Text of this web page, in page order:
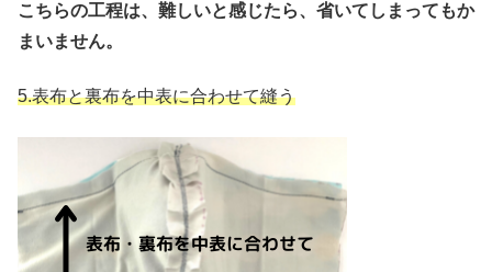
こちらの工程は、難しいと感じたら、省いてしまってもか
まいません。
5.表布と裏布を中表に合わせて縫う